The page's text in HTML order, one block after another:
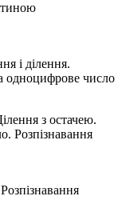
і ділення.
число
з остачею.
Розпізнавання